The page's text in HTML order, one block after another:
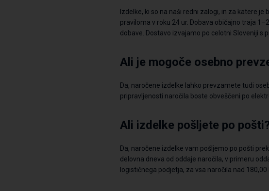
Izdelke, ki so na naši redni zalogi, in za katere je
praviloma v roku 24 ur. Dobava običajno traja
dobave. Dostavo izvajamo po celotni Sloveniji s
Ali je mogoče osebno
Da, naročene izdelke lahko prevzamete tudi
pripravljenosti naročila boste obveščeni po
Ali izdelke pošljete po
Da, naročene izdelke vam pošljemo po pošti
delovna dneva od oddaje naročila, v primeru
logističnega podjetja, za vsa naročila nad 180,00